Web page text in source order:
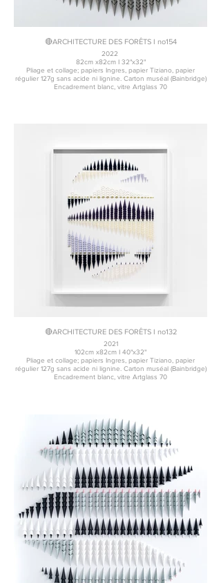
🔴ARCHITECTURE DES FORÊTS I no154
2022
82cm x82cm I 32"x32"
Pliage et collage; papiers Ingres, papier Tiziano, papier
régulier 127g sans acide ni lignine. Carton muséal (Bainbridge)
Encadrement blanc, vitre Artglass 70
🔴ARCHITECTURE DES FORÊTS I no132
2021
102cm x82cm I 40"x32"
Pliage et collage; papiers Ingres, papier Tiziano, papier
régulier 127g sans acide ni lignine. Carton muséal (Bainbridge)
Encadrement blanc, vitre Artglass 70